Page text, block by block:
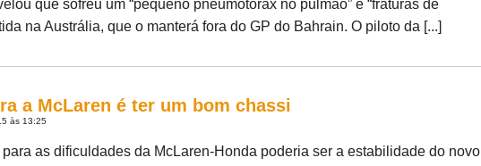
que sofreu um “pequeno pneumotórax no pulmão” e “fraturas de
na Austrália, que o manterá fora do GP do Bahrain. O piloto da [...]
a McLaren é ter um bom chassi
às 13:25
as dificuldades da McLaren-Honda poderia ser a estabilidade do novo